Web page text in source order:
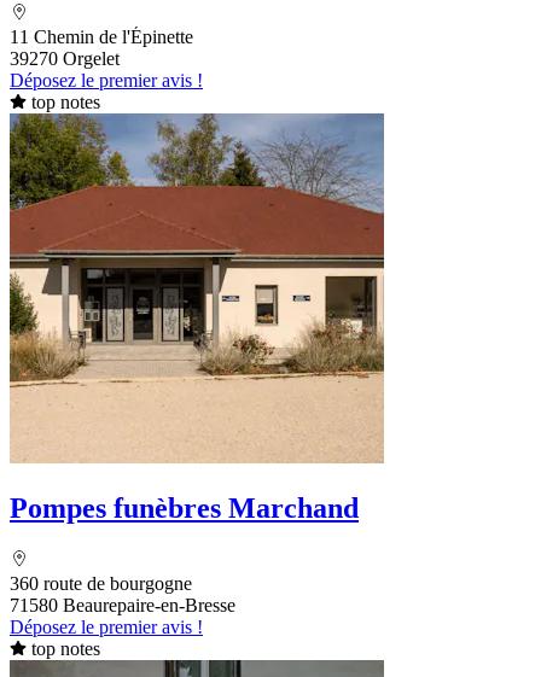
11 Chemin de l'Épinette
39270 Orgelet
Déposez le premier avis !
top notes
Pompes funèbres Marchand
360 route de bourgogne
71580 Beaurepaire-en-Bresse
Déposez le premier avis !
top notes